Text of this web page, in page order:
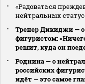
«Радоваться
нейтральных
Тренер Дикиджи — о
фигуристом:
решит, куда он
Роднина — о
российских
идёт — это самое